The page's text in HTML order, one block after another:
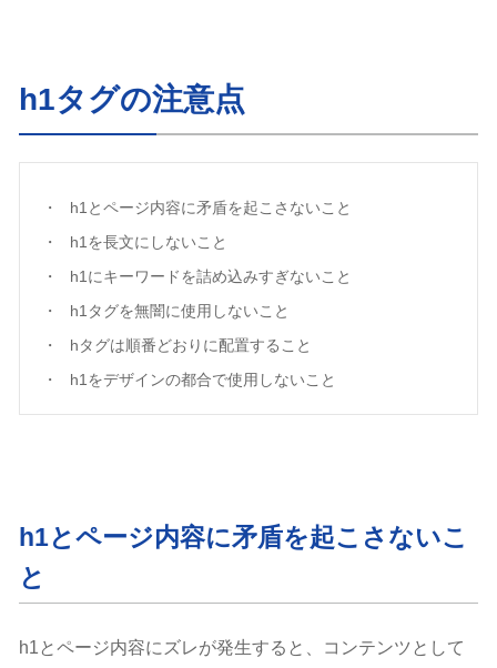
h1タグの注意点
h1とページ内容に矛盾を起こさないこと
h1を長文にしないこと
h1にキーワードを詰め込みすぎないこと
h1タグを無闇に使用しないこと
hタグは順番どおりに配置すること
h1をデザインの都合で使用しないこと
h1とページ内容に矛盾を起こさないこ
と
h1とページ内容にズレが発生すると、コンテンツとして